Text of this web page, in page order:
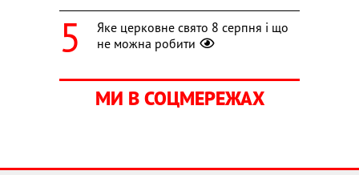
Яке церковне свято 8 серпня і що
не можна робити
МИ В СОЦМЕРЕЖАХ